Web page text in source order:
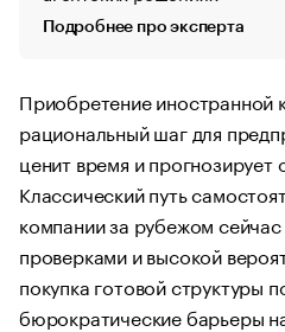
Подробнее про эксперта
Приобретение иностранной
рациональный шаг для
ценит время и
Классический путь
компании за рубежом
проверками и высокой
покупка готовой структуры
бюрократические барьеры